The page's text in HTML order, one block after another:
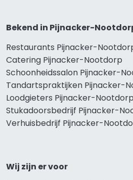
Bekend in Pijnacker-
Restaurants Pijnacker-
Catering Pijnacker-Nootdorp
Schoonheidssalon Pijnacker-
Tandartspraktijken Pijnacker-
Loodgieters Pijnacker-Nootdorp
Stukadoorsbedrijf Pijnacker-
Verhuisbedrijf Pijnacker-
Wij zijn er voor